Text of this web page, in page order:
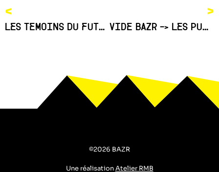
<
LES TEMOINS DU FUTUR
>
VIDE BAZR -> LES PUCES DE PRINTEMPS
©2026 BAZR
Une réalisationAtelier RMB